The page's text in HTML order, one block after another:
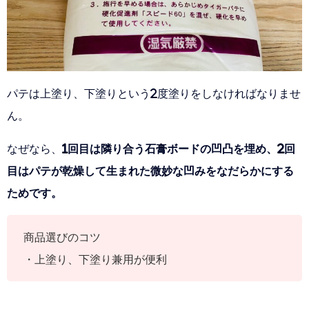
パテは上塗り、下塗りという2度塗りをしなければなりませ
ん。
なぜなら、 1回目は隣り合う石膏ボードの凹凸を埋め、2回
目はパテが乾燥して生まれた微妙な凹みをなだらかにする
ためです。
商品選びのコツ
・上塗り、下塗り兼用が便利